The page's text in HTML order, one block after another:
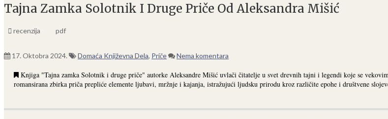
Tajna Zamka Solotnik I Druge Priče Od Aleksandra Mišić
recenzija pdf
17. Oktobra 2024. Domaća Književna Dela, Priče Nema komentara
Knjiga "Tajna zamka Solotnik i druge priče" autorke Aleksandre Mišić uvlači čitatelje u svet drevnih tajni i legendi koje se
romansirana zbirka priča prepliće elemente ljubavi, mržnje i kajanja, istražujući ljudsku prirodu kroz različite epohe i društvene